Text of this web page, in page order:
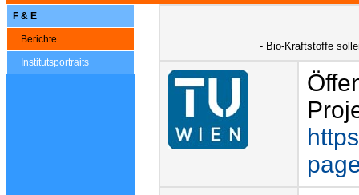
F & E
Berichte
Institutsportraits
- Bio-Kraftstoffe